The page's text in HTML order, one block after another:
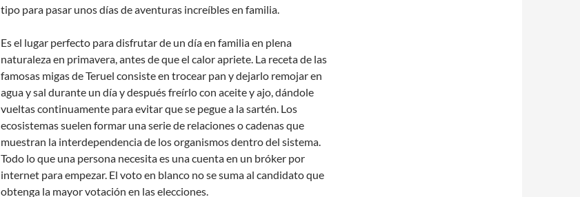
tipo para pasar unos días de aventuras increíbles en familia.
Es el lugar perfecto para disfrutar de un día en familia en plena
naturaleza en primavera, antes de que el calor apriete. La receta de las
famosas migas de Teruel consiste en trocear pan y dejarlo remojar en
agua y sal durante un día y después freírlo con aceite y ajo, dándole
vueltas continuamente para evitar que se pegue a la sartén. Los
ecosistemas suelen formar una serie de relaciones o cadenas que
muestran la interdependencia de los organismos dentro del sistema.
Todo lo que una persona necesita es una cuenta en un bróker por
internet para empezar. El voto en blanco no se suma al candidato que
obtenga la mayor votación en las elecciones.